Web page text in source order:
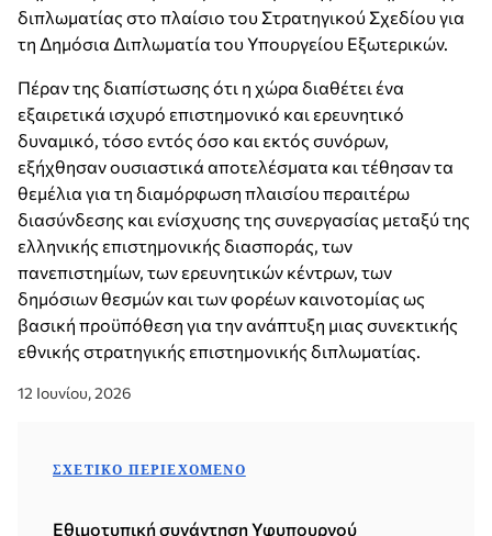
διπλωματίας στο πλαίσιο του Στρατηγικού Σχεδίου για
τη Δημόσια Διπλωματία του Υπουργείου Εξωτερικών.
Πέραν της διαπίστωσης ότι η χώρα διαθέτει ένα
εξαιρετικά ισχυρό επιστημονικό και ερευνητικό
δυναμικό, τόσο εντός όσο και εκτός συνόρων,
εξήχθησαν ουσιαστικά αποτελέσματα και τέθησαν τα
θεμέλια για τη διαμόρφωση πλαισίου περαιτέρω
διασύνδεσης και ενίσχυσης της συνεργασίας μεταξύ της
ελληνικής επιστημονικής διασποράς, των
πανεπιστημίων, των ερευνητικών κέντρων, των
δημόσιων θεσμών και των φορέων καινοτομίας ως
βασική προϋπόθεση για την ανάπτυξη μιας συνεκτικής
εθνικής στρατηγικής επιστημονικής διπλωματίας.
12 Ιουνίου, 2026
ΣΧΕΤΙΚΌ ΠΕΡΙΕΧΌΜΕΝΟ
Εθιμοτυπική συνάντηση Υφυπουργού